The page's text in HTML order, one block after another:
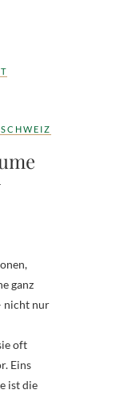
ganz
nicht nur
oft
Eins
ist die